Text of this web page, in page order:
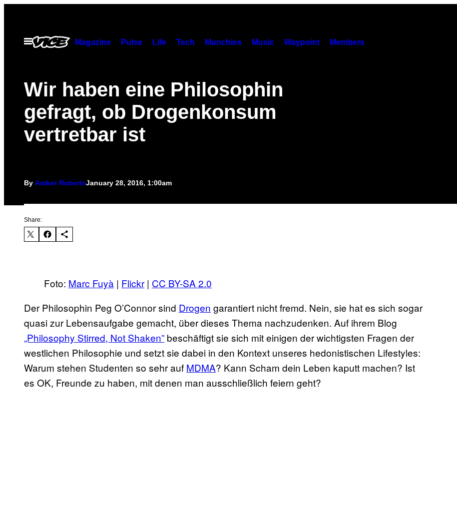
contentOpen
Menu
Magazine Pulse Life Tech Munchies Music Waypoint Members
Wir haben eine Philosophin
gefragt, ob Drogenkonsum
vertretbar ist
By Amber RobertsJanuary 28, 2016, 1:00am
Share:
Foto: Marc Fuyà | Flickr | CC BY-SA 2.0
Der Philosophin Peg O’Connor sind Drogen garantiert nicht fremd. Nein, sie hat es sich sogar
quasi zur Lebensaufgabe gemacht, über dieses Thema nachzudenken. Auf ihrem Blog
„Philosophy Stirred, Not Shaken” beschäftigt sie sich mit einigen der wichtigsten Fragen der
westlichen Philosophie und setzt sie dabei in den Kontext unseres hedonistischen Lifestyles:
Warum stehen Studenten so sehr auf MDMA? Kann Scham dein Leben kaputt machen? Ist
es OK, Freunde zu haben, mit denen man ausschließlich feiern geht?